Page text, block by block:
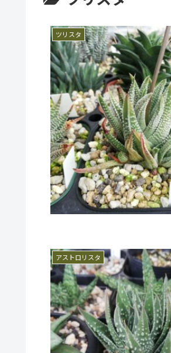
ツリスタ
アストロリスタ